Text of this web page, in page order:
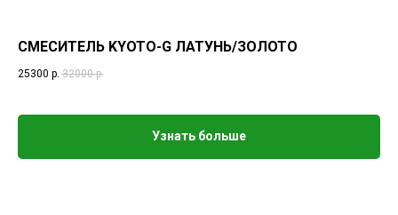
СМЕСИТЕЛЬ KYOTO-G ЛАТУНЬ/ЗОЛОТО
25300 р. 32000 р.
Узнать больше